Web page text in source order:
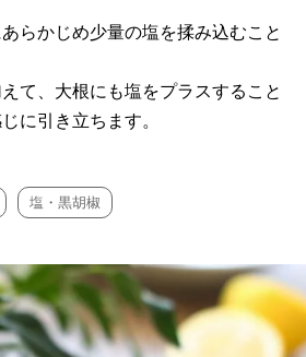
らかじめ少量の塩を揉み込むこと
て、大根にも塩をプラスすること
に引き立ちます。
塩・黒胡椒